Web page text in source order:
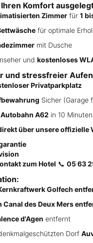
Komfort
Zimmer für 1
für optimale
mit Dusche
und kostenloses
und stressfreier
Privatparkplatz
Sicher (Garage
A62 in 10 Minuten
über unsere
zum Hotel 📞 05 63
Golfech
Canal des Deux Mers
d'Agen entfernt
Dorf